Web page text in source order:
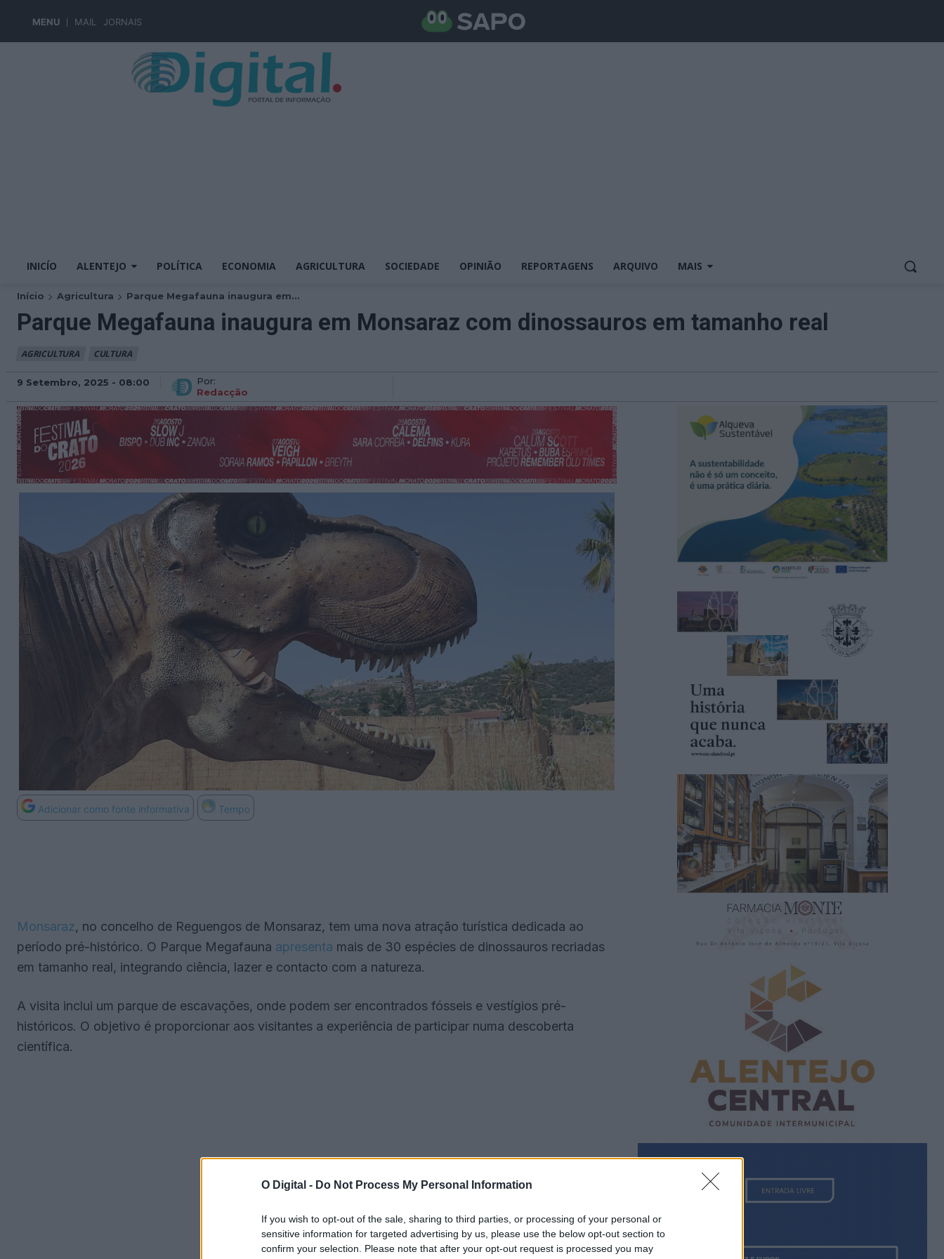
MENU MAIL JORNAIS
O Digital - Do Not Process My Personal Information
If you wish to opt-out of the sale, sharing to third parties, or processing of your personal or
sensitive information for targeted advertising by us, please use the below opt-out section to
confirm your selection. Please note that after your opt-out request is processed you may
INICÍO ALENTEJO POLÍTICA ECONOMIA AGRICULTURA SOCIEDADE OPINIÃO REPORTAGENS ARQUIVO MAIS
Início Agricultura Parque Megafauna inaugura em...
Parque Megafauna inaugura em Monsaraz com dinossauros em tamanho real
AGRICULTURA CULTURA
9 Setembro, 2025 - 08:00
Por:
Redacção
Adicionar como fonte informativa Tempo
Monsaraz, no concelho de Reguengos de Monsaraz, tem uma nova atração turística dedicada ao
período pré-histórico. O Parque Megafauna apresenta mais de 30 espécies de dinossauros recriadas
em tamanho real, integrando ciência, lazer e contacto com a natureza.
A visita inclui um parque de escavações, onde podem ser encontrados fósseis e vestígios pré-
históricos. O objetivo é proporcionar aos visitantes a experiência de participar numa descoberta
científica.